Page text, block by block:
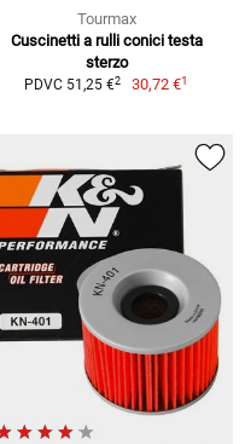
Tourmax
Cuscinetti a rulli conici testa
sterzo
PDVC 51,25 €2 30,72 €1